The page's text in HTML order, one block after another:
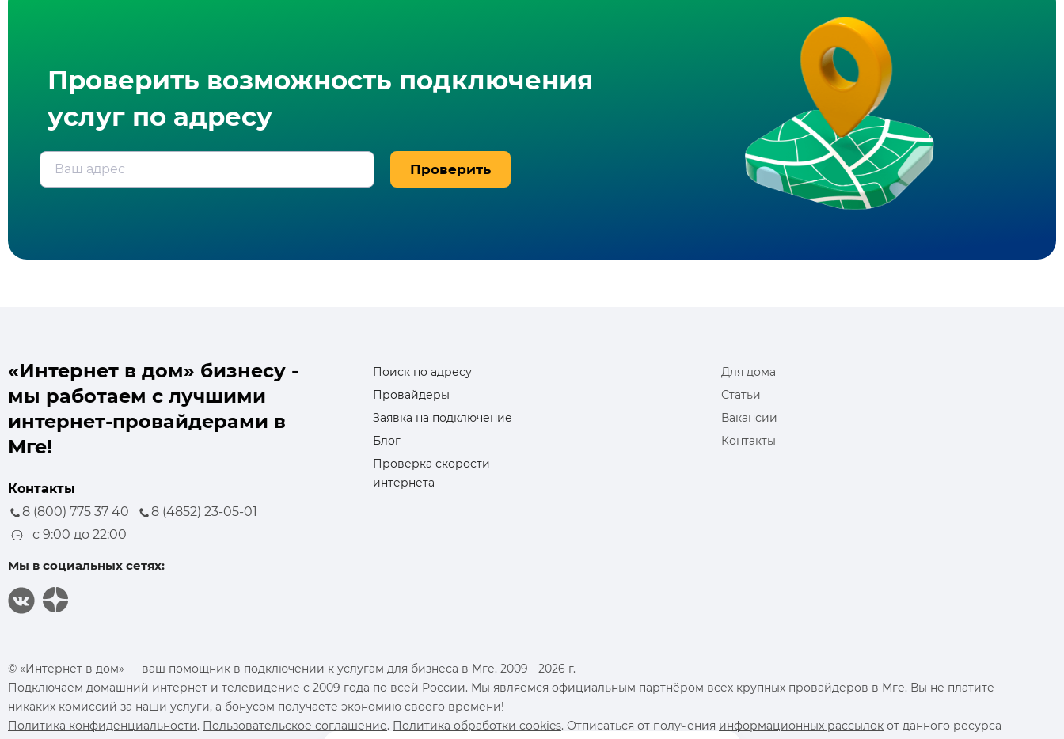
Проверить возможность подключения
услуг по адресу
Ваш адрес Проверить
«Интернет в дом» бизнесу -
мы работаем с лучшими
интернет-провайдерами в
Мге!
Контакты
8 (800) 775 37 40
8 (4852) 23-05-01
с 9:00 до 22:00
Мы в социальных сетях:
Поиск по адресу
Провайдеры
Заявка на подключение
Блог
Проверка скорости
интернета
Для дома
Статьи
Вакансии
Контакты
© «Интернет в дом» — ваш помощник в подключении к услугам для бизнеса в Мге. 2009 - 2026 г.
Подключаем домашний интернет и телевидение с 2009 года по всей России. Мы являемся официальным партнёром всех крупных провайдеров в Мге. Вы не платите
никаких комиссий за наши услуги, а бонусом получаете экономию своего времени!
Политика конфиденциальности. Пользовательское соглашение. Политика обработки cookies. Отписаться от получения информационных рассылок от данного ресурса